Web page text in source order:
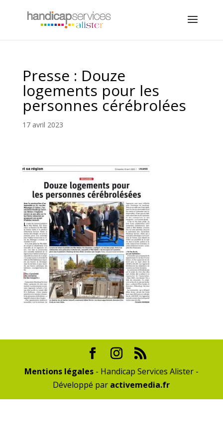
Presse : Douze
logements pour les
personnes cérébrolées
17 avril 2023
Mentions légales- Handicap Services Alister -
Développé par activemedia.fr